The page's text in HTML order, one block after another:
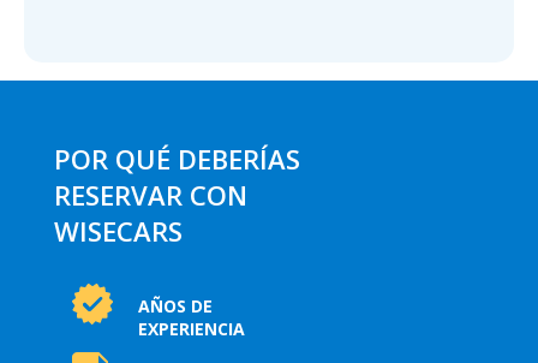
POR QUÉ DEBERÍAS
RESERVAR CON
WISECARS
AÑOS DE
EXPERIENCIA